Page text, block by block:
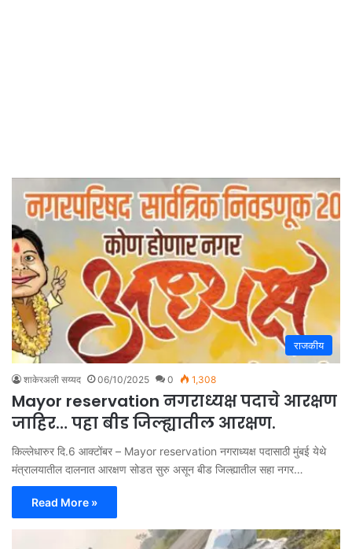
राजकीय
शाकेरअली सय्यद 06/10/2025 0 1,308
Mayor reservation नगराध्यक्ष पदाचे आरक्षण
जाहिर… पहा बीड जिल्ह्यातील आरक्षण.
किल्लेधारुर दि.6 आक्टोंबर – Mayor reservation नगराध्यक्ष पदासाठी मुंबई येथे
मंत्रालयातील दालनात आरक्षण सोडत सुरु असून बीड जिल्ह्यातील सहा नगर…
Read More »